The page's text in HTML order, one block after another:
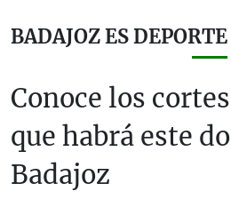
BADAJOZ ES DEPORTE
Conoce los
que habrá este
Badajoz